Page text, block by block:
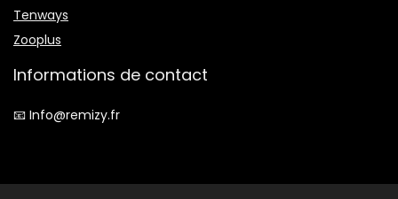
Tenways
Zooplus
Informations de contact
📧 Info@remizy.fr